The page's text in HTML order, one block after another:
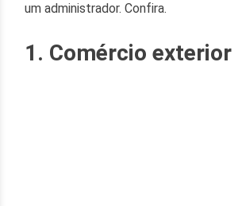
um administrador. Confira.
1. Comércio exterior